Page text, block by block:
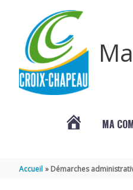
MA
Accueil Démarches